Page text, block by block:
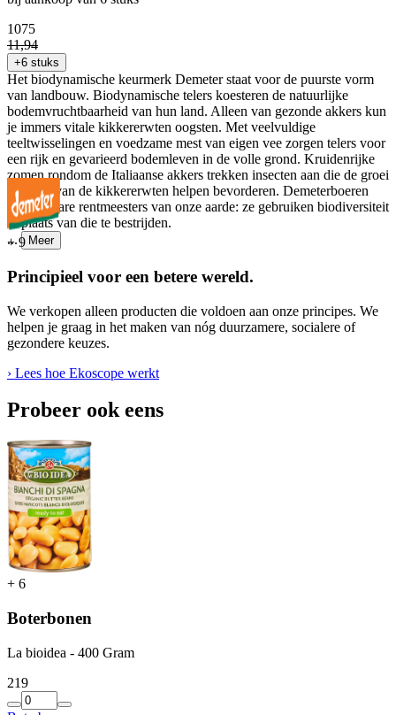
1075
11,94
+6 stuks
Het biodynamische keurmerk Demeter staat voor de puurste vorm
van landbouw. Biodynamische telers koesteren de natuurlijke
bodemvruchtbaarheid van hun land. Alleen van gezonde akkers kun
je immers vitale kikkererwten oogsten. Met veelvuldige
teeltwisselingen en voedzame mest van eigen vee zorgen telers voor
een rijk en gevarieerd bodemleven in de volle grond. Kruidenrijke
zomen rondom de Italiaanse akkers trekken insecten aan die de groei
en bloei van de kikkererwten helpen bevorderen. Demeterboeren
zijn de ware rentmeesters van onze aarde: ze gebruiken biodiversiteit
in plaats van die te bestrijden.
...
Meer
+9
Principieel voor een betere wereld.
We verkopen alleen producten die voldoen aan onze principes. We
helpen je graag in het maken van nóg duurzamere, socialere of
gezondere keuzes.
› Lees hoe Ekoscope werkt
Probeer ook eens
+ 6
Boterbonen
La bioidea - 400 Gram
219